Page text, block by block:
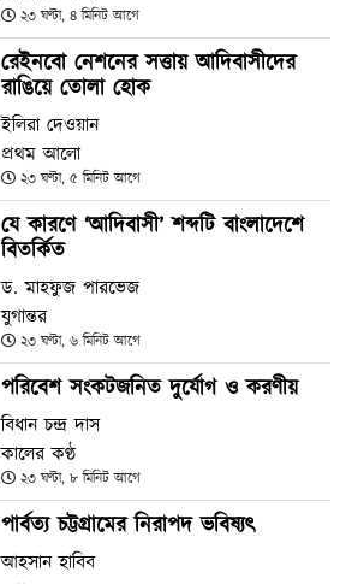
২৩ ঘণ্টা, ৪ মিনিট আগে
রেইনবো নেশনের সত্তায় আদিবাসীদের
রাঙিয়ে তোলা হোক
ইলিরা দেওয়ান
প্রথম আলো
২৩ ঘণ্টা, ৫ মিনিট আগে
যে কারণে ‘আদিবাসী’ শব্দটি বাংলাদেশে
বিতর্কিত
ড. মাহফুজ পারভেজ
যুগান্তর
২৩ ঘণ্টা, ৬ মিনিট আগে
পরিবেশ সংকটজনিত দুর্যোগ ও করণীয়
বিধান চন্দ্র দাস
কালের কণ্ঠ
২৩ ঘণ্টা, ৮ মিনিট আগে
পার্বত্য চট্টগ্রামের নিরাপদ ভবিষ্যৎ
আহসান হাবিব